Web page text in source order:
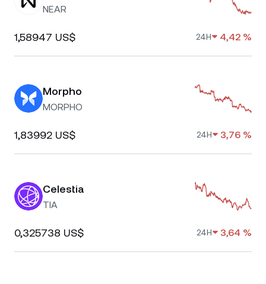
NEAR
1,58947 US$ 24H 4,42 %
Morpho
MORPHO
1,83992 US$ 24H 3,76 %
Celestia
TIA
0,325738 US$ 24H 3,64 %